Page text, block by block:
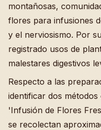
montañosas,
flores para infusiones
y el nerviosismo. Por
registrado usos de
malestares digestivos
Respecto a las
identificar dos
'Infusión de Flores
se recolectan